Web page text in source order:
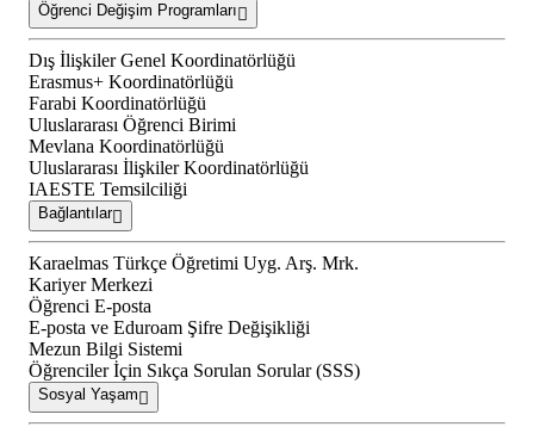
Öğrenci Değişim Programları
Dış İlişkiler Genel Koordinatörlüğü
Erasmus+ Koordinatörlüğü
Farabi Koordinatörlüğü
Uluslararası Öğrenci Birimi
Mevlana Koordinatörlüğü
Uluslararası İlişkiler Koordinatörlüğü
IAESTE Temsilciliği
Bağlantılar
Karaelmas Türkçe Öğretimi Uyg. Arş. Mrk.
Kariyer Merkezi
Öğrenci E-posta
E-posta ve Eduroam Şifre Değişikliği
Mezun Bilgi Sistemi
Öğrenciler İçin Sıkça Sorulan Sorular (SSS)
Sosyal Yaşam